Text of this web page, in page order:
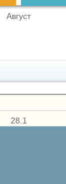
Август
28.1